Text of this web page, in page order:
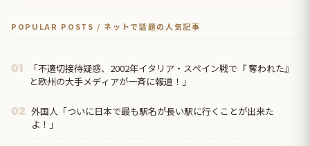
POPULAR POSTS / ネットで話題の人気記事
01
「不適切接待疑惑、2002年イタリア・スペイン戦で『 奪われた』
と欧州の大手メディアが一斉に報道！」
02 外国人「ついに日本で最も駅名が長い駅に行くことが出来た
よ！」